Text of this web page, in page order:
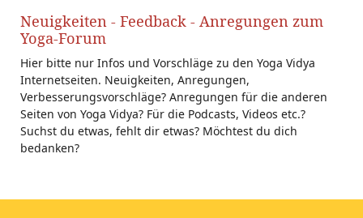
Neuigkeiten - Feedback - Anregungen zum
Yoga-Forum
Hier bitte nur Infos und Vorschläge zu den Yoga Vidya
Internetseiten. Neuigkeiten, Anregungen,
Verbesserungsvorschläge? Anregungen für die anderen
Seiten von Yoga Vidya? Für die Podcasts, Videos etc.?
Suchst du etwas, fehlt dir etwas? Möchtest du dich
bedanken?